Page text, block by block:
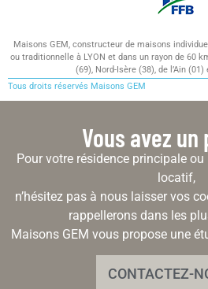
Maisons GEM, constructeur de maisons
ou traditionnelle à LYON et dans un rayon de 60
(69), Nord-Isère (38), de l’Ain
Tous droits réservés Maisons GEM
Vous avez un
Pour votre résidence principale
locatif,
n’hésitez pas à nous laisser vos
rappellerons dans les
Maisons GEM vous propose une
CONTACTEZ-